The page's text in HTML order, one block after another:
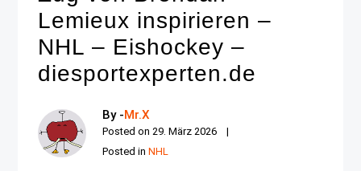
Lemieux inspirieren –
NHL – Eishockey –
diesportexperten.de
By -Mr.X
Posted on29. März 2026
Posted inNHL